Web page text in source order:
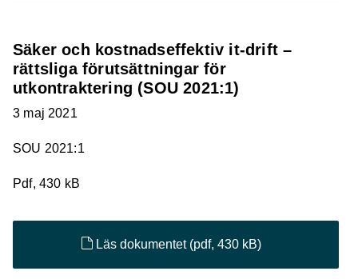
Säker och kostnadseffektiv it-drift –
rättsliga förutsättningar för
utkontraktering (SOU 2021:1)
3 maj 2021
SOU 2021:1
Pdf, 430 kB
Läs dokumentet (pdf, 430 kB)